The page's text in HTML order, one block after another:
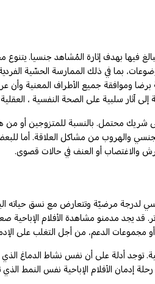
فيها بهدف إثارة المُشاهد جنسيا.
بما في ذلك الممارسة الحسّية
برضا وموافقة جميع الأطراف المعنية
آثار سلبية على الصحة النفسية ،
شريك محتمل. بالنسبة للمتزوجين أو
والهروب من مشاكل العلاقة. أما
والاغتصاب أو العنف في حالات قصوى.
لدرجة مرضيّة وتتعارض مع نسق حياته
يجد مدمنو مشاهدة الأفلام الإباحية
مجموعات الدعم، من أجل التغلب على
توجد أدلة على أن نفس نشاط الدماغ
رحلة إدمان الأفلام الإباحية نفس